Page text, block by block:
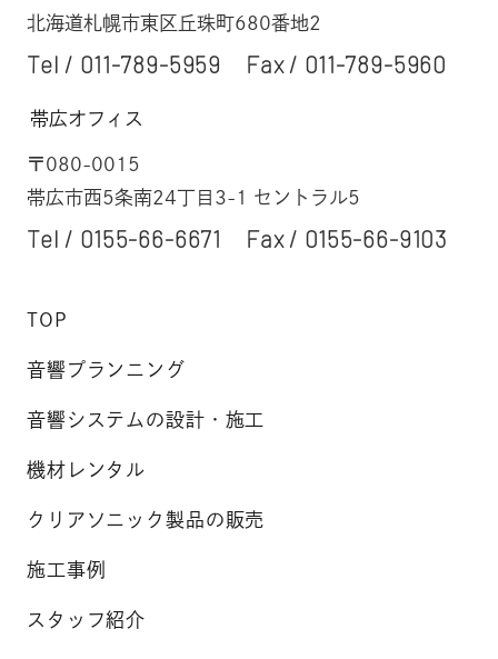
北海道札幌市東区丘珠町680番地2
Tel / 011-789-5959 Fax / 011-789-5960
帯広オフィス
〒080-0015
帯広市西5条南24丁目3-1 セントラル5
Tel / 0155-66-6671 Fax / 0155-66-9103
TOP
音響プランニング
音響システムの設計・施工
機材レンタル
クリアソニック製品の販売
施工事例
スタッフ紹介